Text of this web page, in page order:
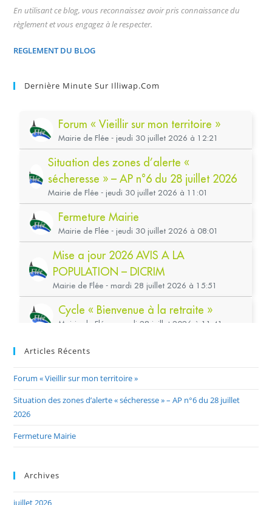
En utilisant ce blog, vous reconnaissez avoir pris connaissance du
règlement et vous engagez à le respecter.
REGLEMENT DU BLOG
Dernière Minute Sur Illiwap.com
Articles Récents
Forum « Vieillir sur mon territoire »
Situation des zones d’alerte « sécheresse » – AP n°6 du 28 juillet
2026
Fermeture Mairie
Archives
juillet 2026